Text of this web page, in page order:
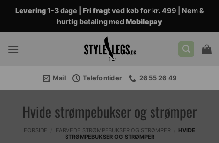
Fortsæt
indhold
Levering1-3 dage | Fri fragtved køb for kr. 499 | Nem &
hurtig betaling medMobilepay
Mail Telefontider 26 55 26 49
Hvide strømpebukser og strømper
FORSIDE FARVEDE STRØMPEBUKSER OG STRØMPER
HVIDE
STRØMPEBUKSER OG STRØMPER